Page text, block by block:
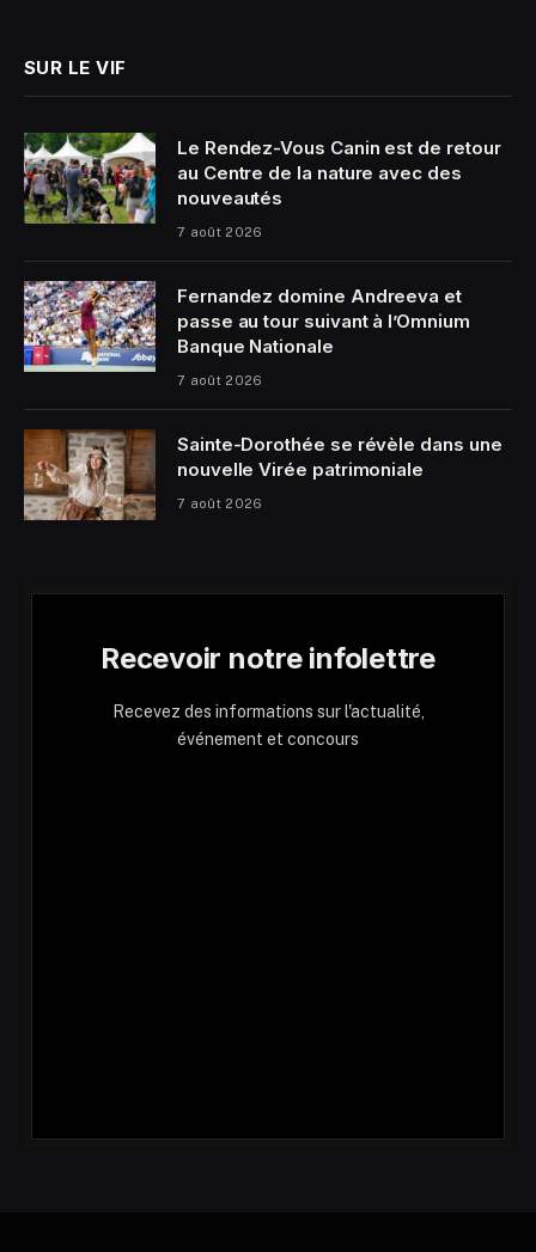
SUR LE VIF
Le Rendez-Vous Canin est de retour
au Centre de la nature avec des
nouveautés
7 août 2026
Fernandez domine Andreeva et
passe au tour suivant à l’Omnium
Banque Nationale
7 août 2026
Sainte-Dorothée se révèle dans une
nouvelle Virée patrimoniale
7 août 2026
Recevoir notre infolettre
Recevez des informations sur l'actualité,
événement et concours